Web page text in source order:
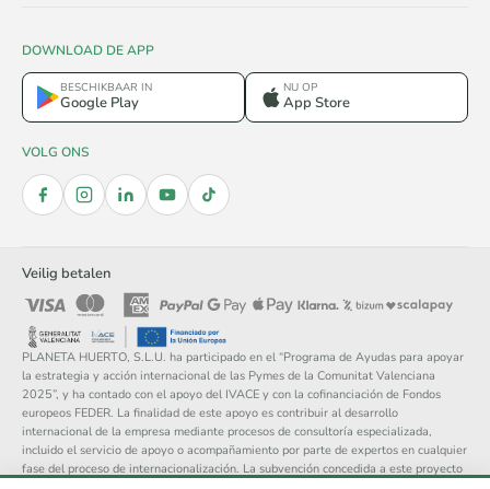
DOWNLOAD DE APP
BESCHIKBAAR IN
Google Play
NU OP
App Store
VOLG ONS
Veilig betalen
PLANETA HUERTO, S.L.U. ha participado en el “Programa de Ayudas para apoyar
la estrategia y acción internacional de las Pymes de la Comunitat Valenciana
2025”, y ha contado con el apoyo del IVACE y con la cofinanciación de Fondos
europeos FEDER. La finalidad de este apoyo es contribuir al desarrollo
internacional de la empresa mediante procesos de consultoría especializada,
incluido el servicio de apoyo o acompañamiento por parte de expertos en cualquier
fase del proceso de internacionalización. La subvención concedida a este proyecto